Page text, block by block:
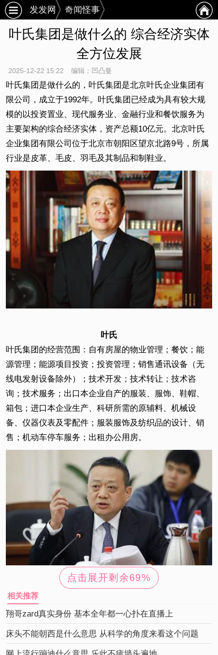
发发网 奇闻怪事
叶氏集团是做什么的 综合经济实体
全方位发展
2025-12-22 15:22 编辑：凹凸曼
叶氏集团是做什么的，叶氏集团是北京叶氏企业集团有
限公司，成立于1992年。叶氏集团已经成为具有较大规
模的以投资置业、现代服务业、金融行业和餐饮服务为
主要架构的综合经济实体，资产总额10亿元。北京叶氏
企业集团有限公司位于北京市朝阳区望京北路9号，所属
行业是皮革、毛皮、羽毛及其制品和制鞋业。
叶氏
叶氏集团的经营范围：自有房屋的物业管理；餐饮；能
源管理；能源项目投资；投资管理；销售通讯设备（无
线电发射设备除外）；技术开发；技术转让；技术咨
询；技术服务；出口本企业自产的服装、服饰、鞋帽、
箱包；进口本企业生产、科研所需的原辅料、机械设
备、仪器仪表及零配件；服装服饰及纺织品的设计、销
售；机动车停车服务；出租办公用房。
叶氏
叶氏集团的注册资本是10000万元人民币，法定代表人是
叶青。自然人股东是叶青和于燕明，其中叶青认缴出资
点击展开剩余69%
相关推荐
翔哥zard真实身份 基本全年都一心扑在直播上
床头不能朝西是什么意思 从科学的角度来看这个问题